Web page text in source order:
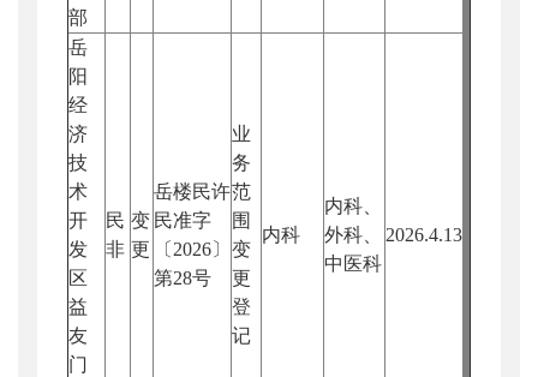
部
岳
阳
经
济
技
术
开
发
区
益
友
门
民
非
变
更
岳楼民许
民准字
〔2026〕
第28号
业
务
范
围
变
更
登
记
内科
内科、
外科、
中医科
2026.4.13